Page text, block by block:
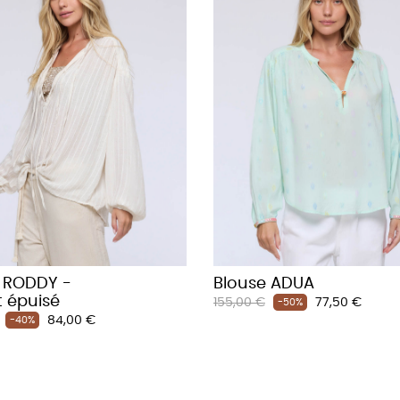
-
épuisé
-40% Prix
84,00 €
Blouse ADUA
Prix
155,00 € -50% Prix
77,50 €